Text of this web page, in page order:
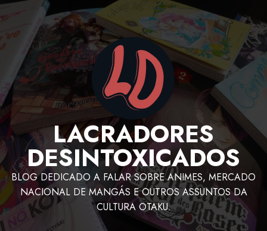
LACRADORES
DESINTOXICADOS
BLOG DEDICADO A FALAR SOBRE ANIMES, MERCADO
NACIONAL DE MANGÁS E OUTROS ASSUNTOS DA
CULTURA OTAKU.